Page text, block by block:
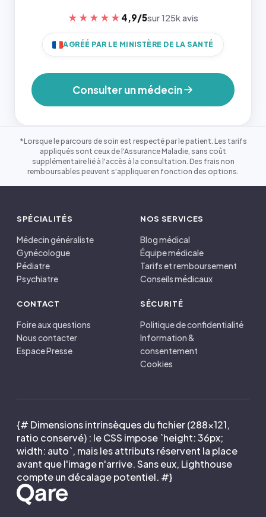
★★★★★ 4,9/5sur 125k avis
AGRÉÉ PAR LE MINISTÈRE DE LA SANTÉ
Consulter un médecin
*Lorsque le parcours de soin est respecté par le patient. Les tarifs
appliqués sont ceux de l'Assurance Maladie, sans coût
supplémentaire lié à l'accès à la consultation. Des frais non
remboursables peuvent s'appliquer en fonction des options.
SPÉCIALITÉS
Médecin généraliste
Gynécologue
Pédiatre
Psychiatre
NOS SERVICES
Blog médical
Équipe médicale
Tarifs et remboursement
Conseils médicaux
CONTACT
Foire aux questions
Nous contacter
Espace Presse
SÉCURITÉ
Politique de confidentialité
Information &
consentement
Cookies
{# Dimensions intrinsèques du fichier (288×121,
ratio conservé) : le CSS impose `height: 36px;
width: auto`, mais les attributs réservent la place
avant que l'image n'arrive. Sans eux, Lighthouse
compte un décalage potentiel. #}